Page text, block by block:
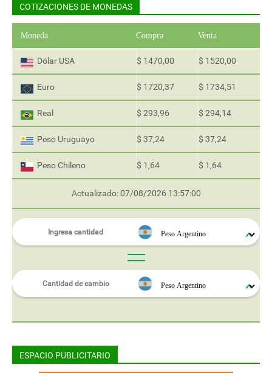
COTIZACIONES DE MONEDAS
Moneda Compra Venta
Dólar USA $ 1470,00 $ 1520,00
Euro $ 1720,37 $ 1734,51
Real $ 293,96 $ 294,14
Peso Uruguayo $ 37,24 $ 37,24
Peso Chileno $ 1,64 $ 1,64
Actualizado: 07/08/2026 13:57:00
ESPACIO PUBLICITARIO